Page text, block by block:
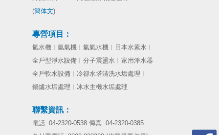
(簡体文)
專營項目：
氫水機︱ 氫氣機︱ 氫氣水機︱日本水素水︱
全戶型淨水設備︱分子震盪水︱家用淨水器
全戶軟水設備︱冷卻水塔清洗水垢處理︱
鍋爐水垢處理︱冰水主機水垢處理
聯繫資訊：
電話: 04-2320-0538 傳真: 04-2320-0385